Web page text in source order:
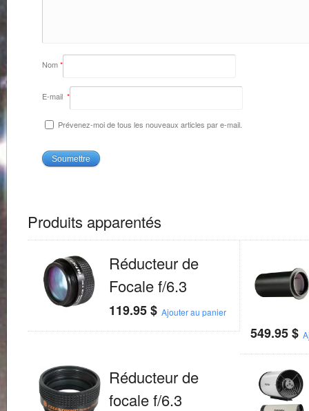
Nom*
E-mail *
Prévenez-moi de tous les nouveaux articles par e-mail.
Produits apparentés
Réducteur de
Focale f/6.3
119.95$ Ajouter au panier
549.95$
Réducteur de
focale f/6.3